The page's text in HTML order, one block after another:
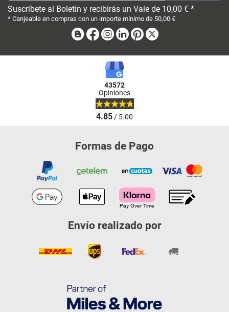
Suscríbete al Boletín y recibirás un Vale de 10,00 € *
* Canjeable en compras con un importe mínimo de 50,00 €
BlogFacebook
Instagram
LinkedinPinterest
43572
Opiniones
4.85/ 5.00
Formas de Pago
Envío realizado por